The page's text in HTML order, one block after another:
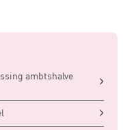
ambtshalve